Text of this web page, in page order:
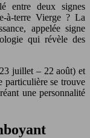
à-terre Vierge ? La
appelée signe
qui révèle des
juillet – 22 août) et
particulière se trouve
une personnalité